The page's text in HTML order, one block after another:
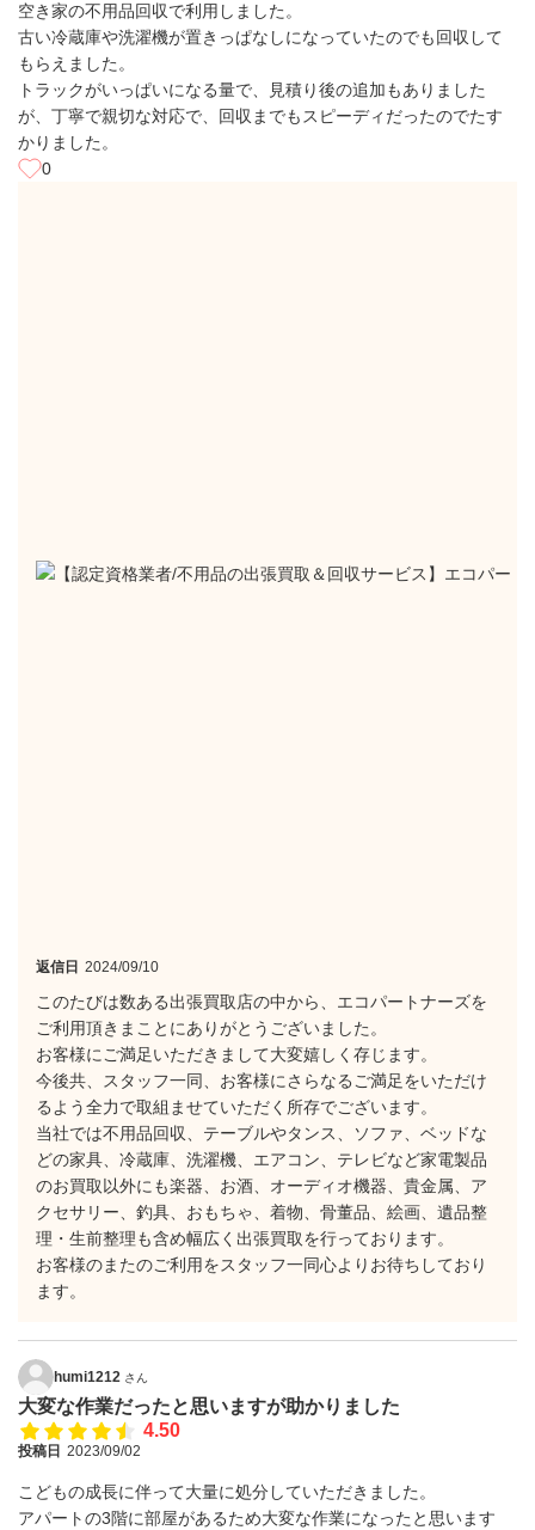
空き家の不用品回収で利用しました。
古い冷蔵庫や洗濯機が置きっぱなしになっていたのでも回収して
もらえました。
トラックがいっぱいになる量で、見積り後の追加もありました
が、丁寧で親切な対応で、回収までもスピーディだったのでたす
かりました。
0
返信日 2024/09/10
このたびは数ある出張買取店の中から、エコパートナーズを
ご利用頂きまことにありがとうございました。
お客様にご満足いただきまして大変嬉しく存じます。
今後共、スタッフ一同、お客様にさらなるご満足をいただけ
るよう全力で取組ませていただく所存でございます。
当社では不用品回収、テーブルやタンス、ソファ、ベッドな
どの家具、冷蔵庫、洗濯機、エアコン、テレビなど家電製品
のお買取以外にも楽器、お酒、オーディオ機器、貴金属、ア
クセサリー、釣具、おもちゃ、着物、骨董品、絵画、遺品整
理・生前整理も含め幅広く出張買取を行っております。
お客様のまたのご利用をスタッフ一同心よりお待ちしており
ます。
humi1212 さん
大変な作業だったと思いますが助かりました
4.50
投稿日 2023/09/02
こどもの成長に伴って大量に処分していただきました。
アパートの3階に部屋があるため大変な作業になったと思います